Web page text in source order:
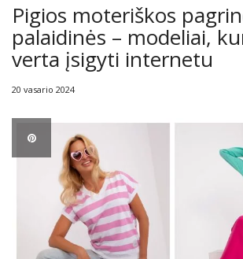
Pigios moteriškos
palaidinės – modeliai,
verta įsigyti internetu
20 vasario 2024